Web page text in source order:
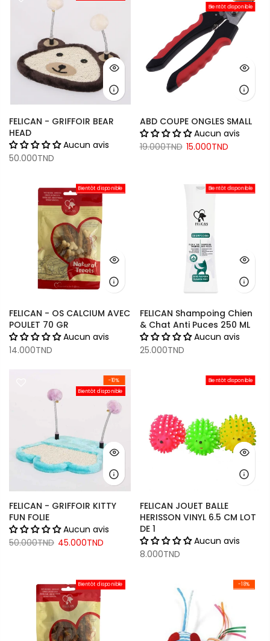
FELICAN - GRIFFOIR BEAR
HEAD
Aucun avis
50.000TND
Bientôt disponible
ABD COUPE ONGLES SMALL
Aucun avis
19.000TND 15.000TND
Bientôt disponible
FELICAN - OS CALCIUM AVEC
POULET 70 GR
Aucun avis
14.000TND
Bientôt disponible
FELICAN Shampoing Chien
& Chat Anti Puces 250 ML
Aucun avis
25.000TND
-10%
Bientôt disponible
FELICAN - GRIFFOIR KITTY
FUN FOLIE
Aucun avis
50.000TND 45.000TND
Bientôt disponible
FELICAN JOUET BALLE
HERISSON VINYL 6.5 CM LOT
DE 1
Aucun avis
8.000TND
Bientôt disponible -18%